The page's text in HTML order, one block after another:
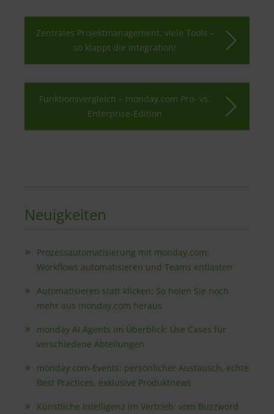
Zentrales Projektmanagement, viele Tools –
so klappt die Integration!
Funktionsvergleich – monday.com Pro- vs.
Enterprise-Edition
Neuigkeiten
Prozessautomatisierung mit monday.com:
Workflows automatisieren und Teams entlasten
Automatisieren statt klicken: So holen Sie noch
mehr aus monday.com heraus
monday AI Agents im Überblick: Use Cases für
verschiedene Abteilungen
monday.com-Events: persönlicher Austausch, echte
Best Practices, exklusive Produktnews
Künstliche Intelligenz im Vertrieb: vom Buzzword